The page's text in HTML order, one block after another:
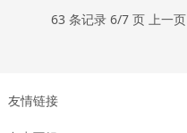
63 条记录 6/7 页上一页
友情链接